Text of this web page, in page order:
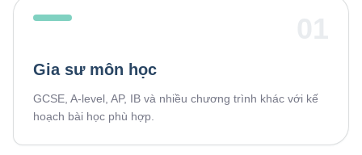
Gia sư môn học
GCSE, A-level, AP, IB và nhiều chương trình khác với kế
hoạch bài học phù hợp.